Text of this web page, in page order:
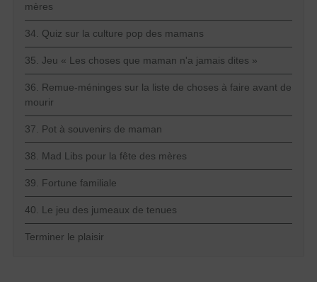
mères
34. Quiz sur la culture pop des mamans
35. Jeu « Les choses que maman n'a jamais dites »
36. Remue-méninges sur la liste de choses à faire avant de
mourir
37. Pot à souvenirs de maman
38. Mad Libs pour la fête des mères
39. Fortune familiale
40. Le jeu des jumeaux de tenues
Terminer le plaisir